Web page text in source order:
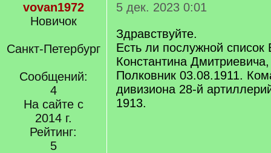
vovan1972
Новичок
Санкт-Петербург
Сообщений:
4
На сайте с
2014 г.
Рейтинг:
5
5 дек. 2023 0:01
Здравствуйте.
Есть ли послужной список
Константина
Полковник 03.08.1911.
дивизиона 28-й
1913.